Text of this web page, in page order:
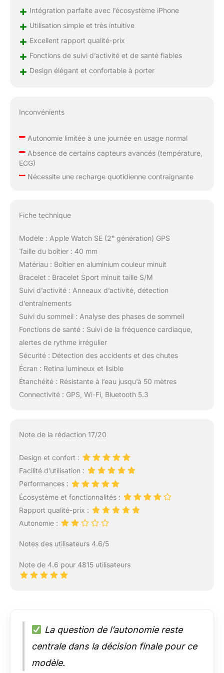
carbone. FACILE À
PERSONNALISER –
Avec des bracelets
dans toute une variété
de styles, de matériaux
et de couleurs, et des
PUISSANTE
PARTENAIRE DE
vous propose de
performances. Et vous
Apple Fitness+ avec
votre Apple Watch*.
APPLE WATCH POUR
Watch pour celles et
ceux qui n’ont pas
encore leur propre
iPhone, afin que tout le
contact, en forme, en
bonne santé et en
sécurité*. NEUTRALITÉ
en carbone lorsqu’elle
bracelets. Consultez
apple.com/fr/2030
pour en savoir plus sur
l’engagement d’Apple
en faveur de
l’environnement. *
MENTIONS LÉGALES –
caractéristiques
+ Intégration parfaite avec l’écosystème iPhone
+ Utilisation simple et très intuitive
+ Excellent rapport qualité-prix
+ Fonctions de suivi d’activité et de santé fiables
+ Design élégant et confortable à porter
Inconvénients
–Autonomie limitée à une journée en usage normal
–Absence de certains capteurs avancés (température,
ECG)
–Nécessite une recharge quotidienne contraignante
Fiche technique
Modèle : Apple Watch SE (2ᵉ génération) GPS
Taille du boîtier : 40 mm
Matériau : Boîtier en aluminium couleur minuit
Bracelet : Bracelet Sport minuit taille S/M
Suivi d’activité : Anneaux d’activité, détection
d’entraînements
Suivi du sommeil : Analyse des phases de sommeil
Fonctions de santé : Suivi de la fréquence cardiaque,
alertes de rythme irrégulier
Sécurité : Détection des accidents et des chutes
Écran : Retina lumineux et lisible
Étanchéité : Résistante à l’eau jusqu’à 50 mètres
Connectivité : GPS, Wi-Fi, Bluetooth 5.3
Note de la rédaction 17/20
Design et confort :
Facilité d’utilisation :
Performances :
Écosystème et fonctionnalités :
Rapport qualité-prix :
Autonomie :
Notes des utilisateurs 4.6/5
Note de 4.6 pour 4815 utilisateurs
La question de l’autonomie reste
centrale dans la décision finale pour ce
modèle.